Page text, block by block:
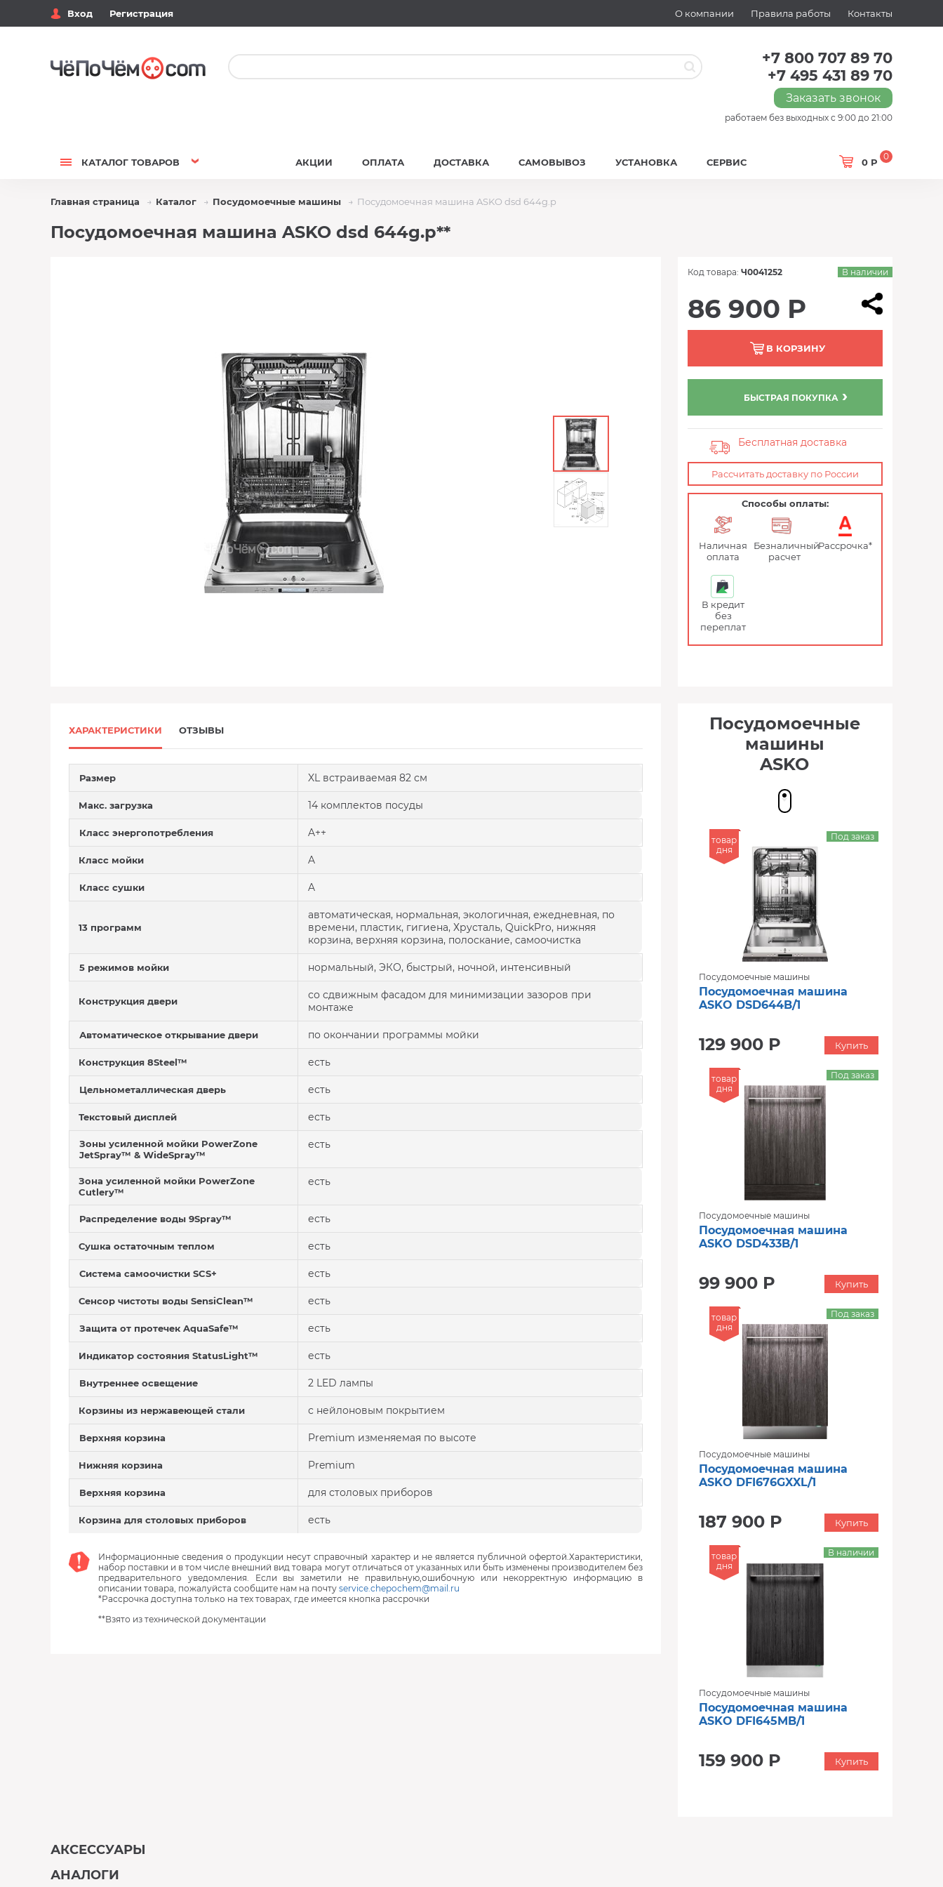
Вход Регистрация О компании Правила работы Контакты
+7 800 707 89 70
+7 495 431 89 70
Заказать звонок
работаем без выходных с 9:00 до 21:00
КАТАЛОГ ТОВАРОВ 0 Р
0
АКЦИИ ОПЛАТА ДОСТАВКА САМОВЫВОЗ УСТАНОВКА СЕРВИС
Главная страница Каталог Посудомоечные машины Посудомоечная машина ASKO dsd 644g.p
Посудомоечная машина ASKO dsd 644g.p**
Код товара: Ч0041252 В наличии
86 900 Р
В КОРЗИНУ
БЫСТРАЯ ПОКУПКА
Бесплатная доставка
Рассчитать доставку по России
Способы оплаты:
Наличная
оплата
Безналичный
расчет
Рассрочка*
В кредит
без
переплат
ХАРАКТЕРИСТИКИ ОТЗЫВЫ
Размер XL встраиваемая 82 см
Макс. загрузка 14 комплектов посуды
Класс энергопотребления A++
Класс мойки A
Класс сушки A
13 программ
автоматическая, нормальная, экологичная, ежедневная, по
времени, пластик, гигиена, Хрусталь, QuickPro, нижняя
корзина, верхняя корзина, полоскание, самоочистка
5 режимов мойки нормальный, ЭКО, быстрый, ночной, интенсивный
Конструкция двери
со сдвижным фасадом для минимизации зазоров при
монтаже
Автоматическое открывание двери по окончании программы мойки
Конструкция 8Steel™ есть
Цельнометаллическая дверь есть
Текстовый дисплей есть
Зоны усиленной мойки PowerZone
JetSpray™ & WideSpray™
есть
Зона усиленной мойки PowerZone
Cutlery™
есть
Распределение воды 9Spray™ есть
Сушка остаточным теплом есть
Система самоочистки SCS+ есть
Сенсор чистоты воды SensiClean™ есть
Защита от протечек AquaSafe™ есть
Индикатор состояния StatusLight™ есть
Внутреннее освещение 2 LED лампы
Корзины из нержавеющей стали с нейлоновым покрытием
Верхняя корзина Premium изменяемая по высоте
Нижняя корзина Premium
Верхняя корзина для столовых приборов
Корзина для столовых приборов есть
Информационные сведения о продукции несут справочный характер и не является публичной офертой.Характеристики,
набор поставки и в том числе внешний вид товара могут отличаться от указанных или быть изменены производителем без
предварительного уведомления. Если вы заметили не правильную,ошибочную или некорректную информацию в
описании товара, пожалуйста сообщите нам на почту service.chepochem@mail.ru
*Рассрочка доступна только на тех товарах, где имеется кнопка рассрочки
**Взято из технической документации
Посудомоечные
машины
ASKO
товар
дня
Посудомоечные машины
Посудомоечная машина
ASKO DSD644B/1
129 900 Р
Под заказ
Купить
товар
дня
Посудомоечные машины
Посудомоечная машина
ASKO DSD433B/1
99 900 Р
Под заказ
Купить
товар
дня
Посудомоечные машины
Посудомоечная машина
ASKO DFI676GXXL/1
187 900 Р
Под заказ
Купить
товар
дня
Посудомоечные машины
Посудомоечная машина
ASKO DFI645MB/1
159 900 Р
В наличии
Купить
АКСЕССУАРЫ
АНАЛОГИ